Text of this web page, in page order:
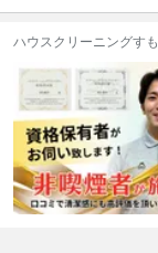
ハウスクリーニングす